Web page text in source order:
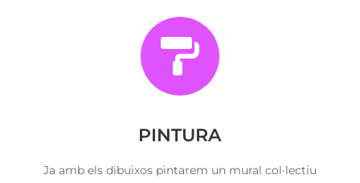

PINTURA
Ja amb els dibuixos pintarem un mural col·lectiu